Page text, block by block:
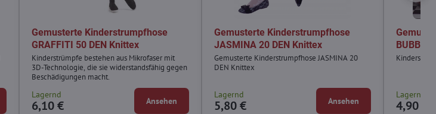
Gemusterte Kinderstrumpfhose
GRAFFITI 50 DEN Knittex
Kinderstrümpfe bestehen aus Mikrofaser mit
3D-Technologie, die sie widerstandsfähig gegen
Beschädigungen macht.
Lagernd
6,10 € Ansehen
Gemusterte Kinderstrumpfhose
JASMINA 20 DEN Knittex
Gemusterte Kinderstrumpfhose JASMINA 20
DEN Knittex
Lagernd
5,80 € Ansehen
Lagernd
4,90 €